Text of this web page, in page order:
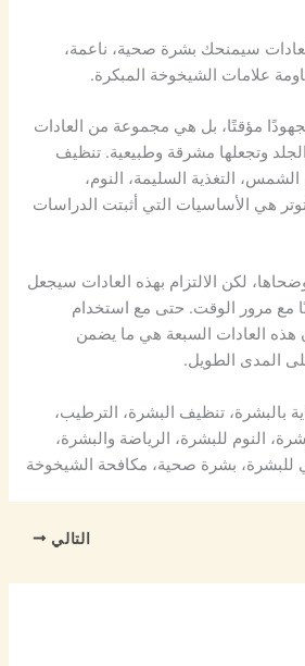
سيمنحك بشرة صحية، ناعمة،
علامات الشيخوخة المبكرة.
مؤقتًا، بل هي مجموعة من العادات
وتجعلها مشرقة وطبيعية. تنظيف
التغذية السليمة، النوم،
هي الأساسيات التي أثبتت الدراسات
وضحاها، لكن الالتزام بهذه العادات سيجعل
مع مرور الوقت. حتى مع استخدام
هذه العادات السبعة هي ما يضمن
المدى الطويل.
بالبشرة، تنظيف البشرة، الترطيب،
النوم للبشرة، الرياضة والبشرة،
للبشرة، بشرة صحية، مكافحة الشيخوخة
التالي